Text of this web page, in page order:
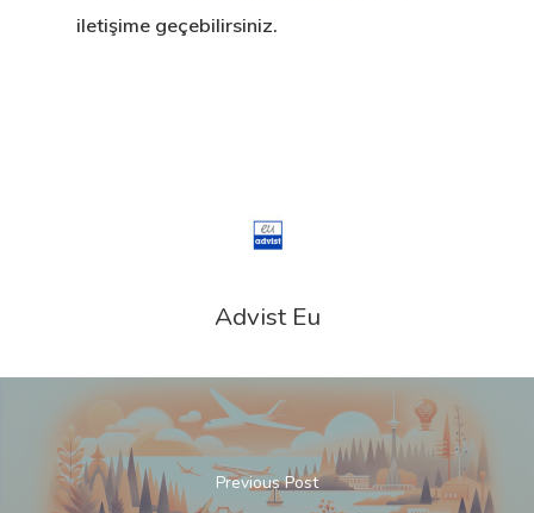
iletişime geçebilirsiniz.
Advist Eu
Previous Post